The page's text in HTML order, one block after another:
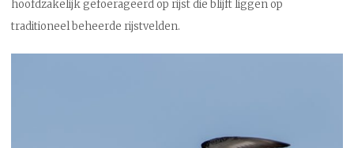
hoofdzakelijk gefoerageerd op rijst die blijft liggen op
traditioneel beheerde rijstvelden.